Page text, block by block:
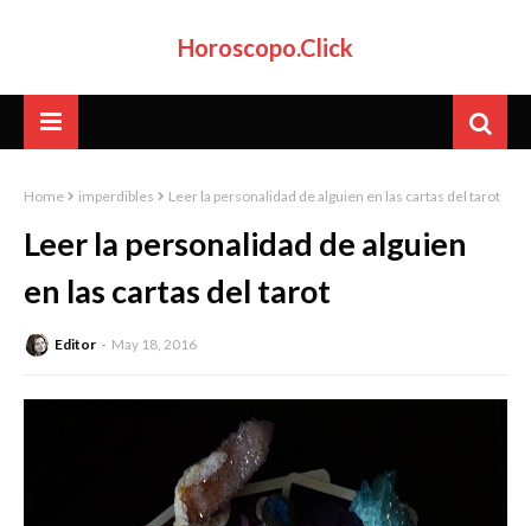
Horoscopo.Click
Home imperdibles Leer la personalidad de alguien en las cartas del tarot
Leer la personalidad de alguien
en las cartas del tarot
Editor May 18, 2016